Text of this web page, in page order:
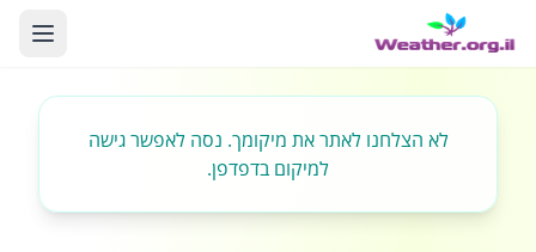
לא הצלחנו לאתר את מיקומך. נסה לאפשר גישה
למיקום בדפדפן.